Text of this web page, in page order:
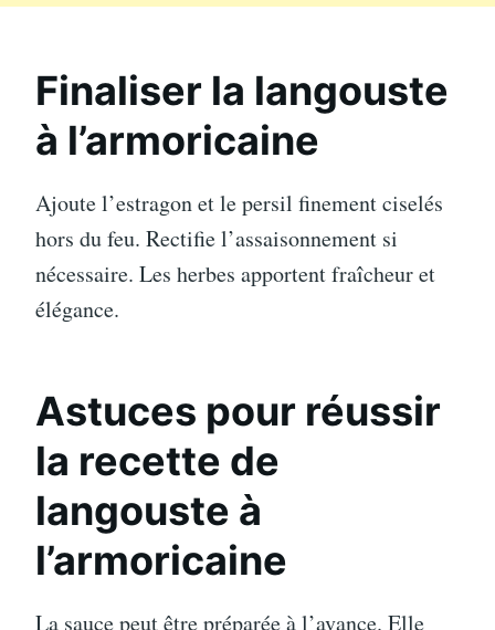
Finaliser la langouste
à l’armoricaine
Ajoute l’estragon et le persil finement ciselés
hors du feu. Rectifie l’assaisonnement si
nécessaire. Les herbes apportent fraîcheur et
élégance.
Astuces pour réussir
la recette de
langouste à
l’armoricaine
La sauce peut être préparée à l’avance. Elle